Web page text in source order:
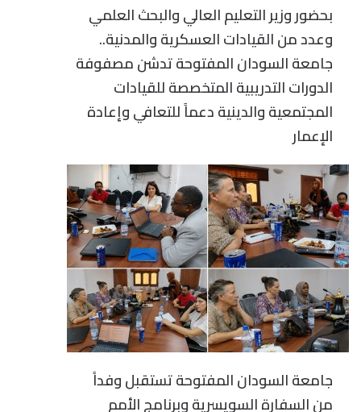
بحضور وزير التعليم العالي والبحث العلمي
وعدد من القيادات العسكرية والمدنية..
جامعة السودان المفتوحة تدشن مصفوفة
الدورات التدريبية المتخصصة للقيادات
المجتمعية والدينية دعماً للتعافي وإعادة
الإعمار
جامعة السودان المفتوحة تستقبل وفداً
من السفارة السويسرية وبرنامج الأمم